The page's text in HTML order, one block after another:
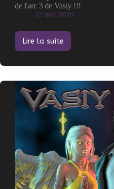
de l'arc 3 de Vasiy !!!
22 mai 2026
Lire la suite
Vasiy
–
–
Episode
1